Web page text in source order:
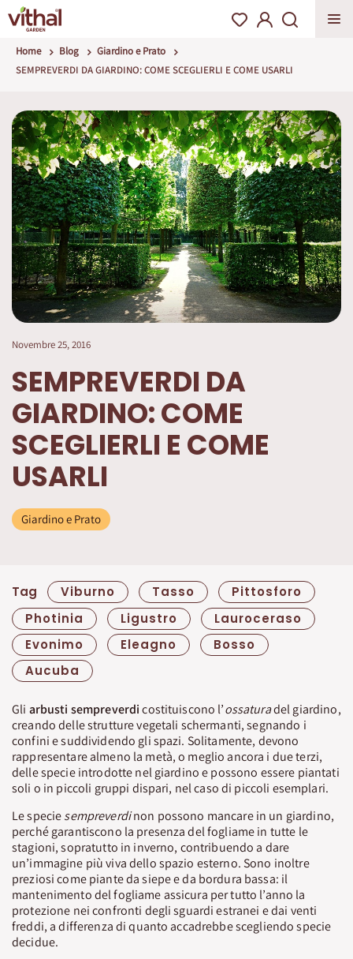
Home Blog
Giardino e Prato
SEMPREVERDI DA GIARDINO: COME SCEGLIERLI E COME USARLI
Novembre 25, 2016
SEMPREVERDI DA
GIARDINO: COME
SCEGLIERLI E COME
USARLI
Giardino e Prato
Tag Viburno Tasso
Pittosforo
Photinia
Ligustro
Lauroceraso
Evonimo
Eleagno
Bosso
Aucuba
Gli arbusti sempreverdicostituiscono l’ossaturadel giardino,
creando delle strutture vegetali schermanti, segnando i
confini e suddividendo gli spazi. Solitamente, devono
rappresentare almeno la metà, o meglio ancora i due terzi,
delle specie introdotte nel giardino e possono essere piantati
soli o in piccoli gruppi dispari, nel caso di piccoli esemplari.
Le speciesempreverdinon possono mancare in un giardino,
perché garantiscono la presenza del fogliame in tutte le
stagioni, sopratutto in inverno, contribuendo a dare
un’immagine più viva dello spazio esterno. Sono inoltre
preziosi come piante da siepe e da bordura bassa: il
mantenimento del fogliame assicura per tutto l’anno la
protezione nei confronti degli sguardi estranei e dai venti
freddi, a differenza di quanto accadrebbe scegliendo specie
decidue.